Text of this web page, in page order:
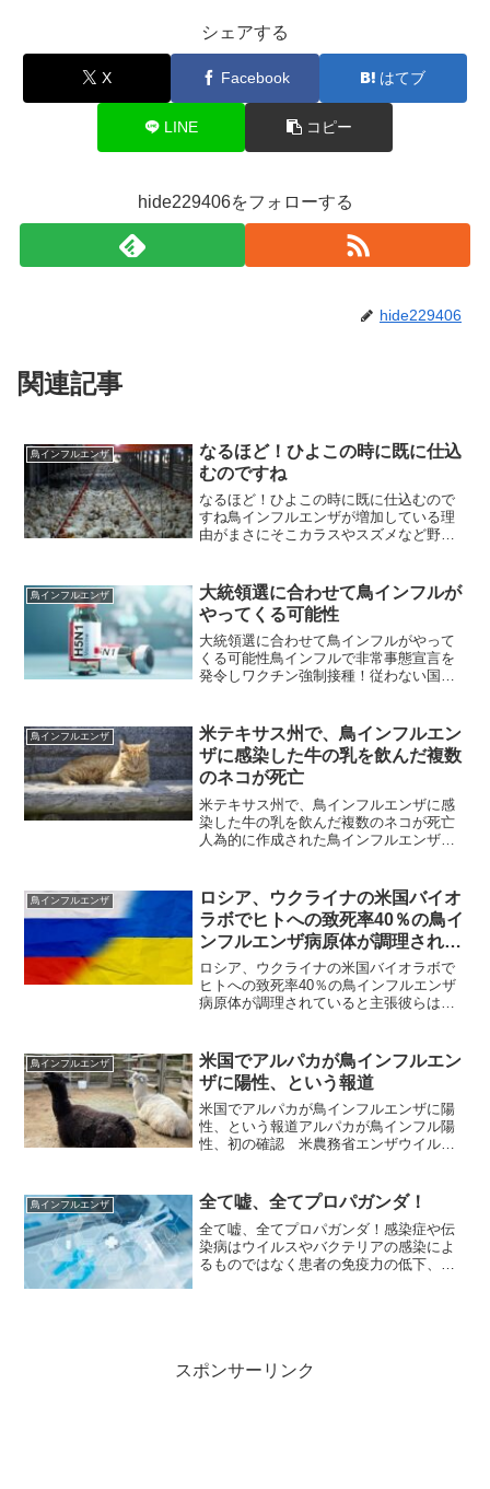
シェアする
X Facebook はてブ
LINE コピー
hide229406をフォローする
hide229406
関連記事
鳥インフルエンザ
なるほど！ひよこの時に既に仕込
むのですね
なるほど！ひよこの時に既に仕込むので
すね鳥インフルエンザが増加している理
由がまさにそこカラスやスズメなど野鳥
なるか分かりましたね(笑)鳥インフルは、
カラスやスズメを避け...
鳥インフルエンザ
大統領選に合わせて鳥インフルが
やってくる可能性
大統領選に合わせて鳥インフルがやって
くる可能性鳥インフルで非常事態宣言を
発令しワクチン強制接種！従わない国民
準備中 ： 2024年6月29日驚くべき告発 衝
撃的な展開の...
鳥インフルエンザ
米テキサス州で、鳥インフルエン
ザに感染した牛の乳を飲んだ複数
のネコが死亡
米テキサス州で、鳥インフルエンザに感
染した牛の乳を飲んだ複数のネコが死亡
人為的に作成された鳥インフルエンザウ
感染した牛からの生乳を与えられた後に
死亡したと研究者たち...
鳥インフルエンザ
ロシア、ウクライナの米国バイオ
ラボでヒトへの致死率40％の鳥イ
ンフルエンザ病原体が調理されて
いると主張
ロシア、ウクライナの米国バイオラボで
ヒトへの致死率40％の鳥インフルエンザ
病原体が調理されていると主張彼らは周
ン」接種者の間でなら、ありそうで
す、、5Gもあることだし、...
鳥インフルエンザ
米国でアルパカが鳥インフルエン
ザに陽性、という報道
米国でアルパカが鳥インフルエンザに陽
性、という報道アルパカが鳥インフル陽
性、初の確認 米農務省エンザウイルス
カの陽性反応が出たのはアイダホ州の農
場で、今月に入り、感染が...
鳥インフルエンザ 全て嘘、全てプロパガンダ！
全て嘘、全てプロパガンダ！感染症や伝
染病はウイルスやバクテリアの感染によ
るものではなく患者の免疫力の低下、過
スポンサーリンク